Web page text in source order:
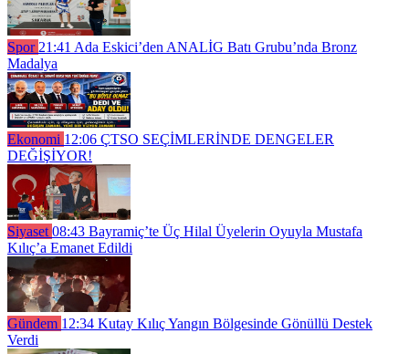
Spor 21:41 Ada Eskici’den ANALİG Batı Grubu’nda Bronz
Madalya
Ekonomi 12:06 ÇTSO SEÇİMLERİNDE DENGELER
DEĞİŞİYOR!
Siyaset 08:43 Bayramiç’te Üç Hilal Üyelerin Oyuyla Mustafa
Kılıç’a Emanet Edildi
Gündem 12:34 Kutay Kılıç Yangın Bölgesinde Gönüllü Destek
Verdi